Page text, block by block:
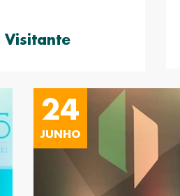
Visitante
24
JUNHO